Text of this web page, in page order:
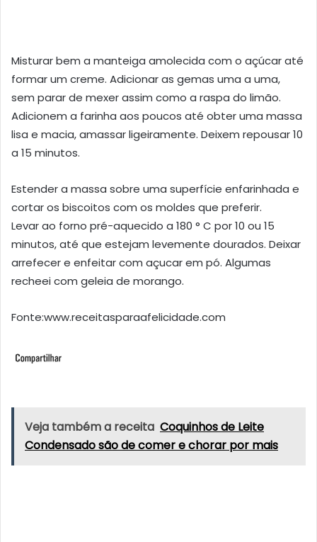
Misturar bem a manteiga amolecida com o açúcar até
formar um creme. Adicionar as gemas uma a uma,
sem parar de mexer assim como a raspa do limão.
Adicionem a farinha aos poucos até obter uma massa
lisa e macia, amassar ligeiramente. Deixem repousar 10
a 15 minutos.
Estender a massa sobre uma superfície enfarinhada e
cortar os biscoitos com os moldes que preferir.
Levar ao forno pré-aquecido a 180 ° C por 10 ou 15
minutos, até que estejam levemente dourados. Deixar
arrefecer e enfeitar com açucar em pó. Algumas
recheei com geleia de morango.
Fonte:www.receitasparaafelicidade.com
Veja também a receita Coquinhos de Leite
Condensado são de comer e chorar por mais